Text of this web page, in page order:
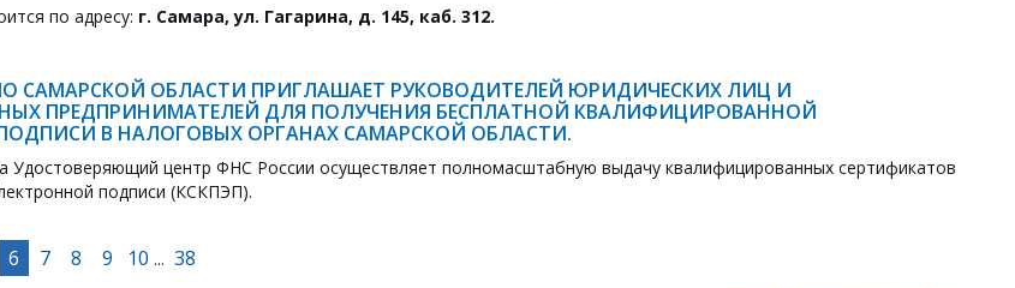
по адресу: г. Самара, ул. Гагарина, д. 145, каб. 312.
САМАРСКОЙ ОБЛАСТИ ПРИГЛАШАЕТ РУКОВОДИТЕЛЕЙ ЮРИДИЧЕСКИХ ЛИЦ И
ПРЕДПРИНИМАТЕЛЕЙ ДЛЯ ПОЛУЧЕНИЯ БЕСПЛАТНОЙ КВАЛИФИЦИРОВАННОЙ
В НАЛОГОВЫХ ОРГАНАХ САМАРСКОЙ ОБЛАСТИ.
Удостоверяющий центр ФНС России осуществляет полномасштабную выдачу квалифицированных сертификатов
подписи (КСКПЭП).
6 7 8 9 10 ... 38